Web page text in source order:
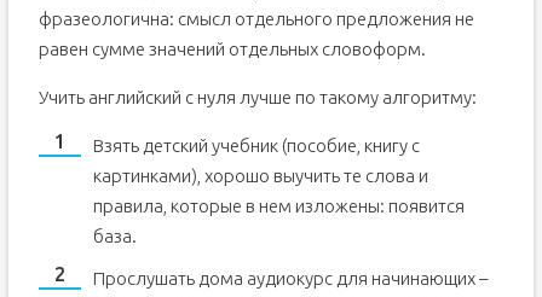
фразеологична: смысл отдельного предложения не
равен сумме значений отдельных словоформ.
Учить английский с нуля лучше по такому алгоритму:
Взять детский учебник (пособие, книгу с
картинками), хорошо выучить те слова и
правила, которые в нем изложены: появится
база.
Прослушать дома аудиокурс для начинающих –